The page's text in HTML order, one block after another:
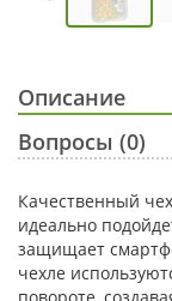
Описание
Вопросы (0)
Качественный
идеально
защищает
чехле
повороте,